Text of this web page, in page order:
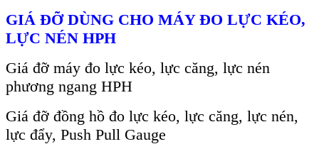
GIÁ ĐỠ DÙNG CHO MÁY ĐO LỰC KÉO,
LỰC NÉN HPH
Giá đỡ máy đo lực kéo, lực căng, lực nén
phương ngang HPH
Giá đỡ đồng hồ đo lực kéo, lực căng, lực nén,
lực đẩy, Push Pull Gauge